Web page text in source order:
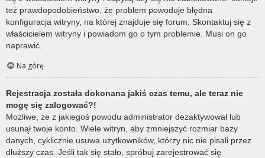
też prawdopodobieństwo, że problem powoduje błędna
konfiguracja witryny, na której znajduje się forum. Skontaktuj się z
właścicielem witryny i powiadom go o tym problemie. Musi on go
naprawić.
Na górę
Rejestracja została dokonana jakiś czas temu, ale teraz nie
mogę się zalogować?!
Możliwe, że z jakiegoś powodu administrator dezaktywował lub
usunął twoje konto. Wiele witryn, aby zmniejszyć rozmiar bazy
danych, cyklicznie usuwa użytkowników, którzy nic nie pisali przez
dłuższy czas. Jeśli tak się stało, spróbuj zarejestrować się